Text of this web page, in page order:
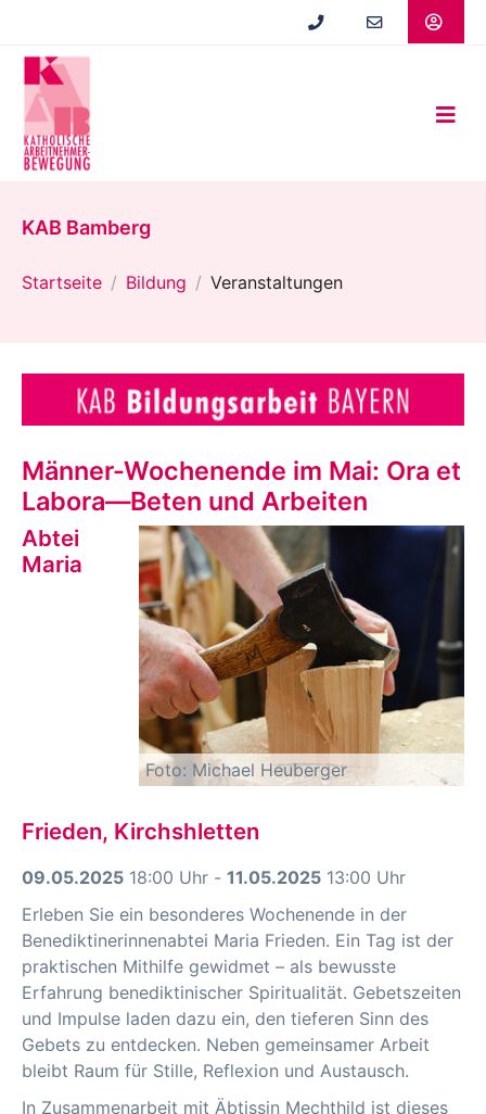
springen
KAB Bamberg
Startseite Bildung Veranstaltungen
Männer-Wochenende im Mai: Ora et
Labora—Beten und Arbeiten
Foto: Michael Heuberger
Abtei
Maria
Frieden, Kirchshletten
09.05.2025 18:00 Uhr - 11.05.2025 13:00 Uhr
Erleben Sie ein besonderes Wochenende in der
Benediktinerinnenabtei Maria Frieden. Ein Tag ist der
praktischen Mithilfe gewidmet – als bewusste
Erfahrung benediktinischer Spiritualität. Gebetszeiten
und Impulse laden dazu ein, den tieferen Sinn des
Gebets zu entdecken. Neben gemeinsamer Arbeit
bleibt Raum für Stille, Reflexion und Austausch.
In Zusammenarbeit mit Äbtissin Mechthild ist dieses